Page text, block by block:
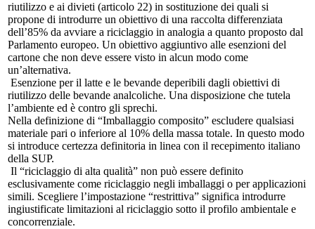
riutilizzo e ai divieti (articolo 22) in sostituzione dei quali si
propone di introdurre un obiettivo di una raccolta differenziata
dell’85% da avviare a riciclaggio in analogia a quanto proposto dal
Parlamento europeo. Un obiettivo aggiuntivo alle esenzioni del
cartone che non deve essere visto in alcun modo come
un’alternativa.
Esenzione per il latte e le bevande deperibili dagli obiettivi di
riutilizzo delle bevande analcoliche. Una disposizione che tutela
l’ambiente ed è contro gli sprechi.
Nella definizione di “Imballaggio composito” escludere qualsiasi
materiale pari o inferiore al 10% della massa totale. In questo modo
si introduce certezza definitoria in linea con il recepimento italiano
della SUP.
Il “riciclaggio di alta qualità” non può essere definito
esclusivamente come riciclaggio negli imballaggi o per applicazioni
simili. Scegliere l’impostazione “restrittiva” significa introdurre
ingiustificate limitazioni al riciclaggio sotto il profilo ambientale e
concorrenziale.